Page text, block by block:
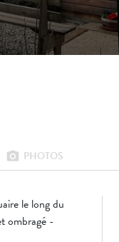
photo_camera PHOTOS
le long du
ombragé -